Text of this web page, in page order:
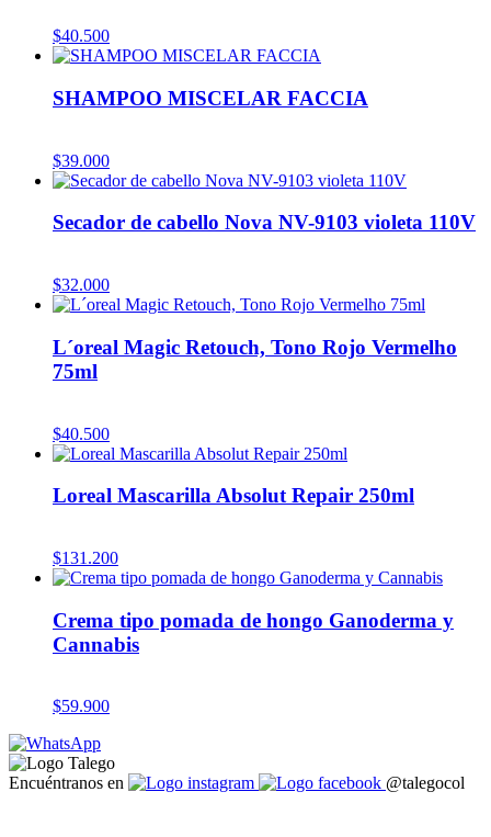
$40.500
SHAMPOO MISCELAR FACCIA
$39.000
Secador de cabello Nova NV-9103 violeta 110V
$32.000
L´oreal Magic Retouch, Tono Rojo Vermelho
75ml
$40.500
Loreal Mascarilla Absolut Repair 250ml
$131.200
Crema tipo pomada de hongo Ganoderma y
Cannabis
$59.900
Encuéntranos en @talegocol